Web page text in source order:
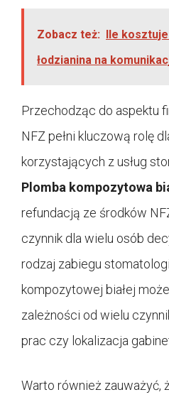
Zobacz też: Ile
łodzianina na
Przechodząc do aspektu
NFZ pełni kluczową rolę
korzystających z usług
Plomba kompozytowa
refundacją ze środków
czynnik dla wielu osób
rodzaj zabiegu
kompozytowej białej
zależności od wielu
prac czy lokalizacja
Warto również zauważyć,